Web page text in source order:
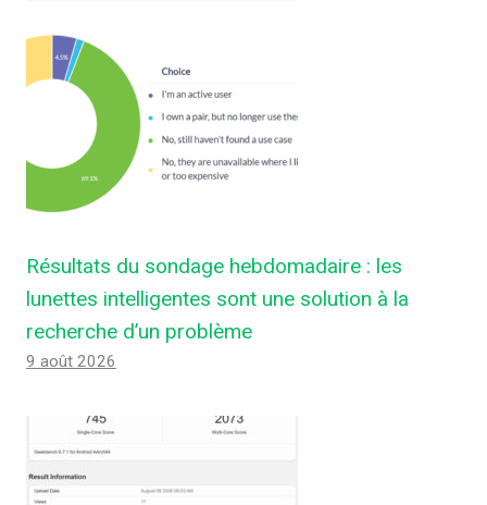
Résultats du sondage hebdomadaire : les
lunettes intelligentes sont une solution à la
recherche d’un problème
9 août 2026